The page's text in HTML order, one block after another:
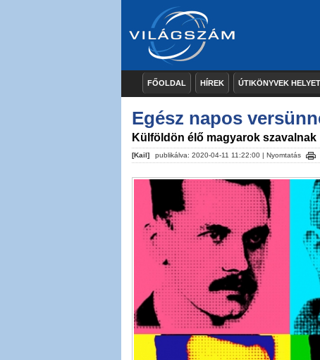
FŐOLDAL HÍREK ÚTIKÖNYVEK
Egész napos
Külföldön élő magyarok szavalnak
[Kail] publikálva: 2020-04-11 11:22:00 | Nyomtatás